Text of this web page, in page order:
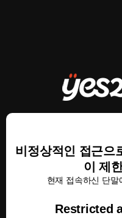
비정상적인 접근으
이 제
현재 접속하신 단말
Restricted